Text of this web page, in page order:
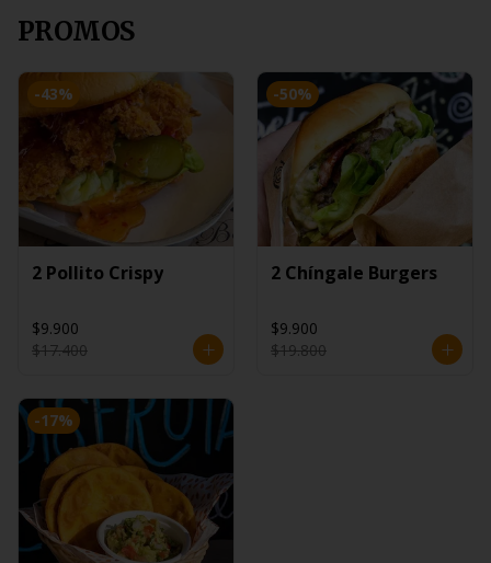
PROMOS
-43%
2 Pollito Crispy
$9.900
$17.400
-50%
2 Chíngale Burgers
$9.900
$19.800
-17%